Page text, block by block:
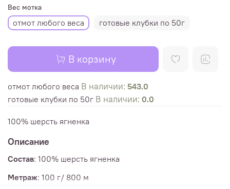
Вес мотка
отмот любого веса готовые клубки по 50г
В корзину
отмот любого веса В наличии: 543.0
готовые клубки по 50г В наличии: 0.0
100% шерсть ягненка
Описание
Состав: 100% шерсть ягненка
Метраж: 100 г/ 800 м